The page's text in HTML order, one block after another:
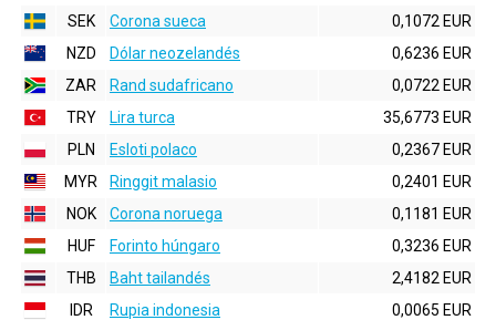
SEK
Corona sueca
0,1072 EUR
NZD
Dólar neozelandés
0,6236 EUR
ZAR
Rand sudafricano
0,0722 EUR
TRY
Lira turca
35,6773 EUR
PLN
Esloti polaco
0,2367 EUR
MYR
Ringgit malasio
0,2401 EUR
NOK
Corona noruega
0,1181 EUR
HUF
Forinto húngaro
0,3236 EUR
THB
Baht tailandés
2,4182 EUR
IDR
Rupia indonesia
0,0065 EUR